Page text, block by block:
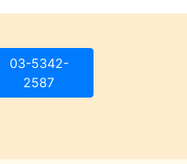
03-5342-
2587